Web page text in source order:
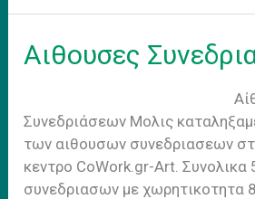
Κεντρο
Αιθουσες
Συνεδριάσεων Mολις
των αιθουσων συνεδριασεων
κεντρο CoWork.gr-Art. Συνολικα
συνεδριασων με χωρητικοτητα